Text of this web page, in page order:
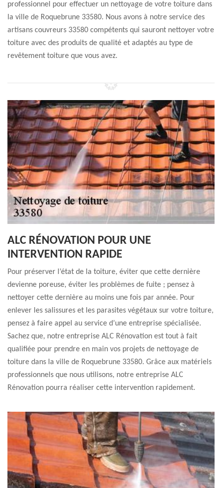
professionnel pour effectuer un nettoyage de votre toiture dans
la ville de Roquebrune 33580. Nous avons à notre service des
artisans couvreurs 33580 compétents qui sauront nettoyer votre
toiture avec des produits de qualité et adaptés au type de
revêtement toiture que vous avez.
ALC RÉNOVATION POUR UNE
INTERVENTION RAPIDE
Pour préserver l’état de la toiture, éviter que cette dernière
devienne poreuse, éviter les problèmes de fuite ; pensez à
nettoyer cette dernière au moins une fois par année. Pour
enlever les salissures et les parasites végétaux sur votre toiture,
pensez à faire appel au service d’une entreprise spécialisée.
Sachez que, notre entreprise ALC Rénovation est tout à fait
qualifiée pour prendre en main vos projets de nettoyage de
toiture dans la ville de Roquebrune 33580. Grâce aux matériels
professionnels que nous utilisons, notre entreprise ALC
Rénovation pourra réaliser cette intervention rapidement.